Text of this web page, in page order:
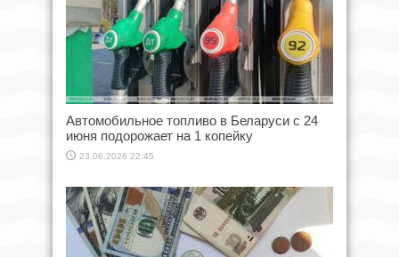
Автомобильное топливо в Беларуси с 24
июня подорожает на 1 копейку
23.06.2026 22:45